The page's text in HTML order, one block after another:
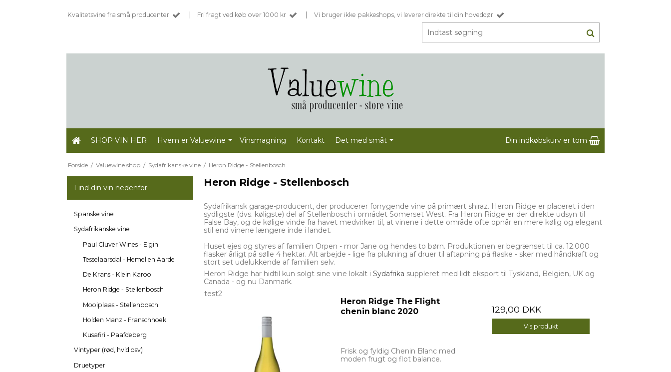
Kvalitetsvine fra små producenter | Fri fragt ved køb over 1000 kr | Vi bruger ikke pakkeshops, vi leverer direkte til din hoveddør
SHOP VIN HER Hvem er Valuewine Vinsmagning Kontakt Det med småt Din indkøbskurv er tom
Forside / Valuewine shop / Sydafrikanske vine / Heron Ridge - Stellenbosch
Find din vin nedenfor
Spanske vine
Sydafrikanske vine
Paul Cluver Wines - Elgin
Tesselaarsdal - Hemel en Aarde
De Krans - Klein Karoo
Heron Ridge - Stellenbosch
Mooiplaas - Stellenbosch
Holden Manz - Franschhoek
Kusafiri - Paafdeberg
Vintyper (rød, hvid osv)
Druetyper
Heron Ridge - Stellenbosch
Sydafrikansk garage-producent, der producerer forrygende vine på primært shiraz. Heron Ridge er placeret i den
sydligste (dvs. køligste) del af Stellenbosch i området Somerset West. Fra Heron Ridge er der direkte udsyn til
False Bay, og de kølige vinde fra havet medvirker til, at vinene i dette område ofte opnår en mere kølig og elegant
stil end vinene længere inde i landet.
Huset ejes og styres af familien Orpen - mor Jane og hendes to børn. Produktionen er begrænset til ca. 12.000
flasker årligt på sølle 4 hektar. Alt arbejde - lige fra plukning af druer til aftapning på flaske - sker med håndkraft og
stort set udelukkende af familien selv.
Heron Ridge har hidtil kun solgt sine vine lokalt i Sydafrika suppleret med lidt eksport til Tyskland, Belgien, UK og
Canada - og nu Danmark.
test2
Heron Ridge The Flight
chenin blanc 2020
Frisk og fyldig Chenin Blanc med
moden frugt og flot balance.
129,00 DKK
Vis produkt